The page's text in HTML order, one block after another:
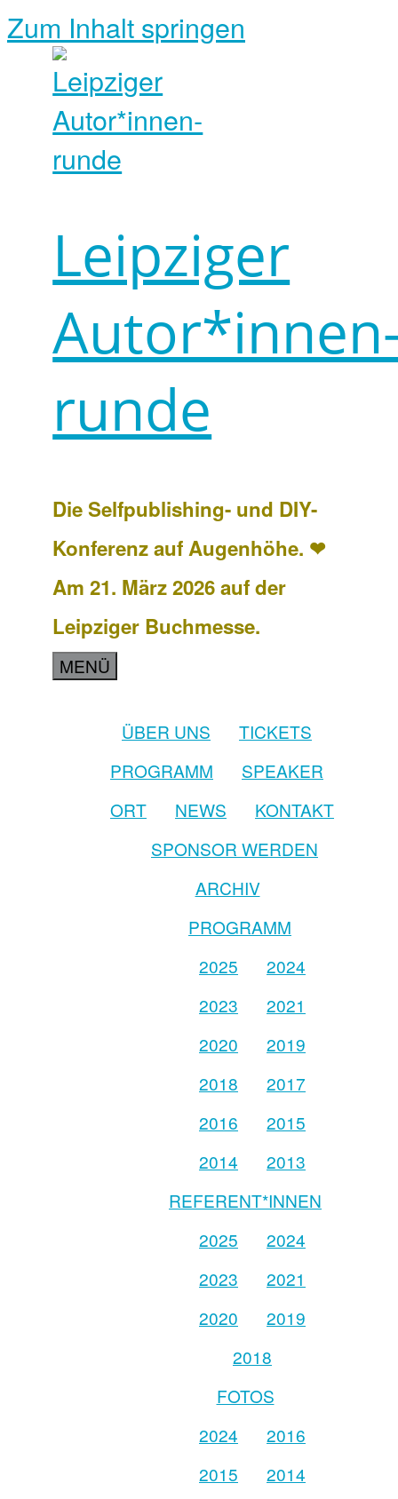
Zum Inhalt springen
Leipziger
runde
Die Selfpublishing- und DIY-
Konferenz auf Augenhöhe. ❤
Am 21. März 2026 auf der
Leipziger Buchmesse.
MENÜ
ÜBER UNS
TICKETS
PROGRAMM
SPEAKER
ORT
NEWS
KONTAKT
SPONSOR WERDEN
ARCHIV
PROGRAMM
2025
2024
2023
2021
2020
2019
2018
2017
2016
2015
2014
2013
REFERENT*INNEN
2025
2024
2023
2021
2020
2019
2018
FOTOS
2024
2016
2015
2014